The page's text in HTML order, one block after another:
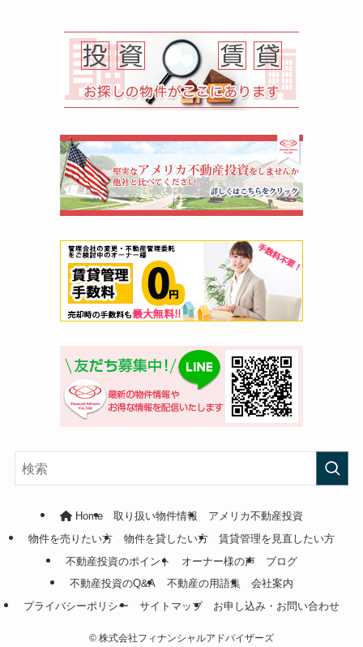
Home 取り扱い物件情報
アメリカ不動産投資
物件を売りたい方
物件を貸したい方
賃貸管理を見直したい方
不動産投資のポイント
オーナー様の声
ブログ
不動産投資のQ&A
不動産の用語集
会社案内
プライバシーポリシー
サイトマップ お申し込み・お問い合わせ
© 株式会社フィナンシャルアドバイザーズ